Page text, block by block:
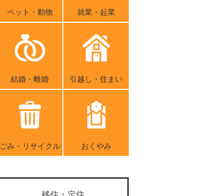
ペット・動物 就業・起業
結婚・離婚 引越し・住まい
ごみ・リサイクル おくやみ